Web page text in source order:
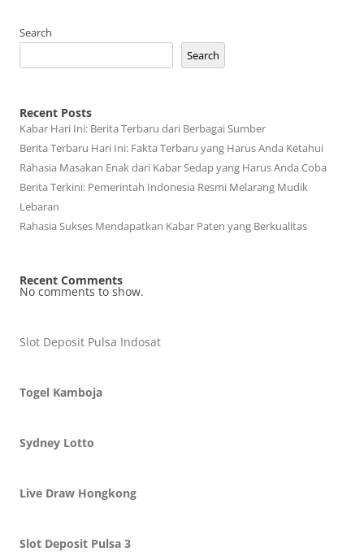
Search
Search
Recent Posts
Kabar Hari Ini: Berita Terbaru dari Berbagai Sumber
Berita Terbaru Hari Ini: Fakta Terbaru yang Harus Anda Ketahui
Rahasia Masakan Enak dari Kabar Sedap yang Harus Anda Coba
Berita Terkini: Pemerintah Indonesia Resmi Melarang Mudik
Lebaran
Rahasia Sukses Mendapatkan Kabar Paten yang Berkualitas
Recent Comments
No comments to show.
Slot Deposit Pulsa Indosat
Togel Kamboja
Sydney Lotto
Live Draw Hongkong
Slot Deposit Pulsa 3